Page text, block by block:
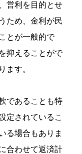
営利を目的とせ
ため、金利が民
とが一般的で
抑えることがで
ます。
であることも特
定されているこ
る場合もありま
合わせて返済計